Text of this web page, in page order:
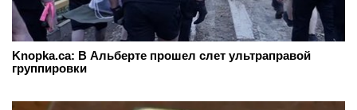
Knopka.ca: В Альберте прошел слет ультраправой
группировки